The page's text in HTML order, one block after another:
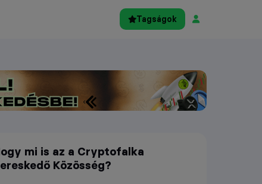
Tagságok
mi is az a Cryptofalka
Közösség?